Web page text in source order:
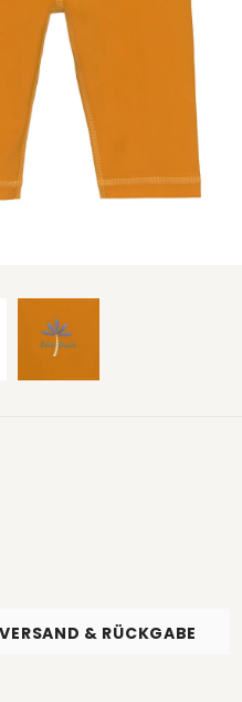
VERSAND & RÜCKGABE